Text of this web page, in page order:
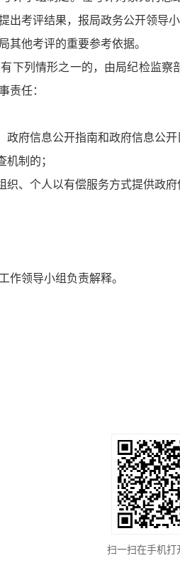
出考评结果，报局政务公开领导
其他考评的重要参考依据。
下列情形之一的，由局纪检监
责任：
政府信息公开指南和政府信息公开
机制的；
织、个人以有偿服务方式提供政府
作领导小组负责解释。
扫一扫在手机打